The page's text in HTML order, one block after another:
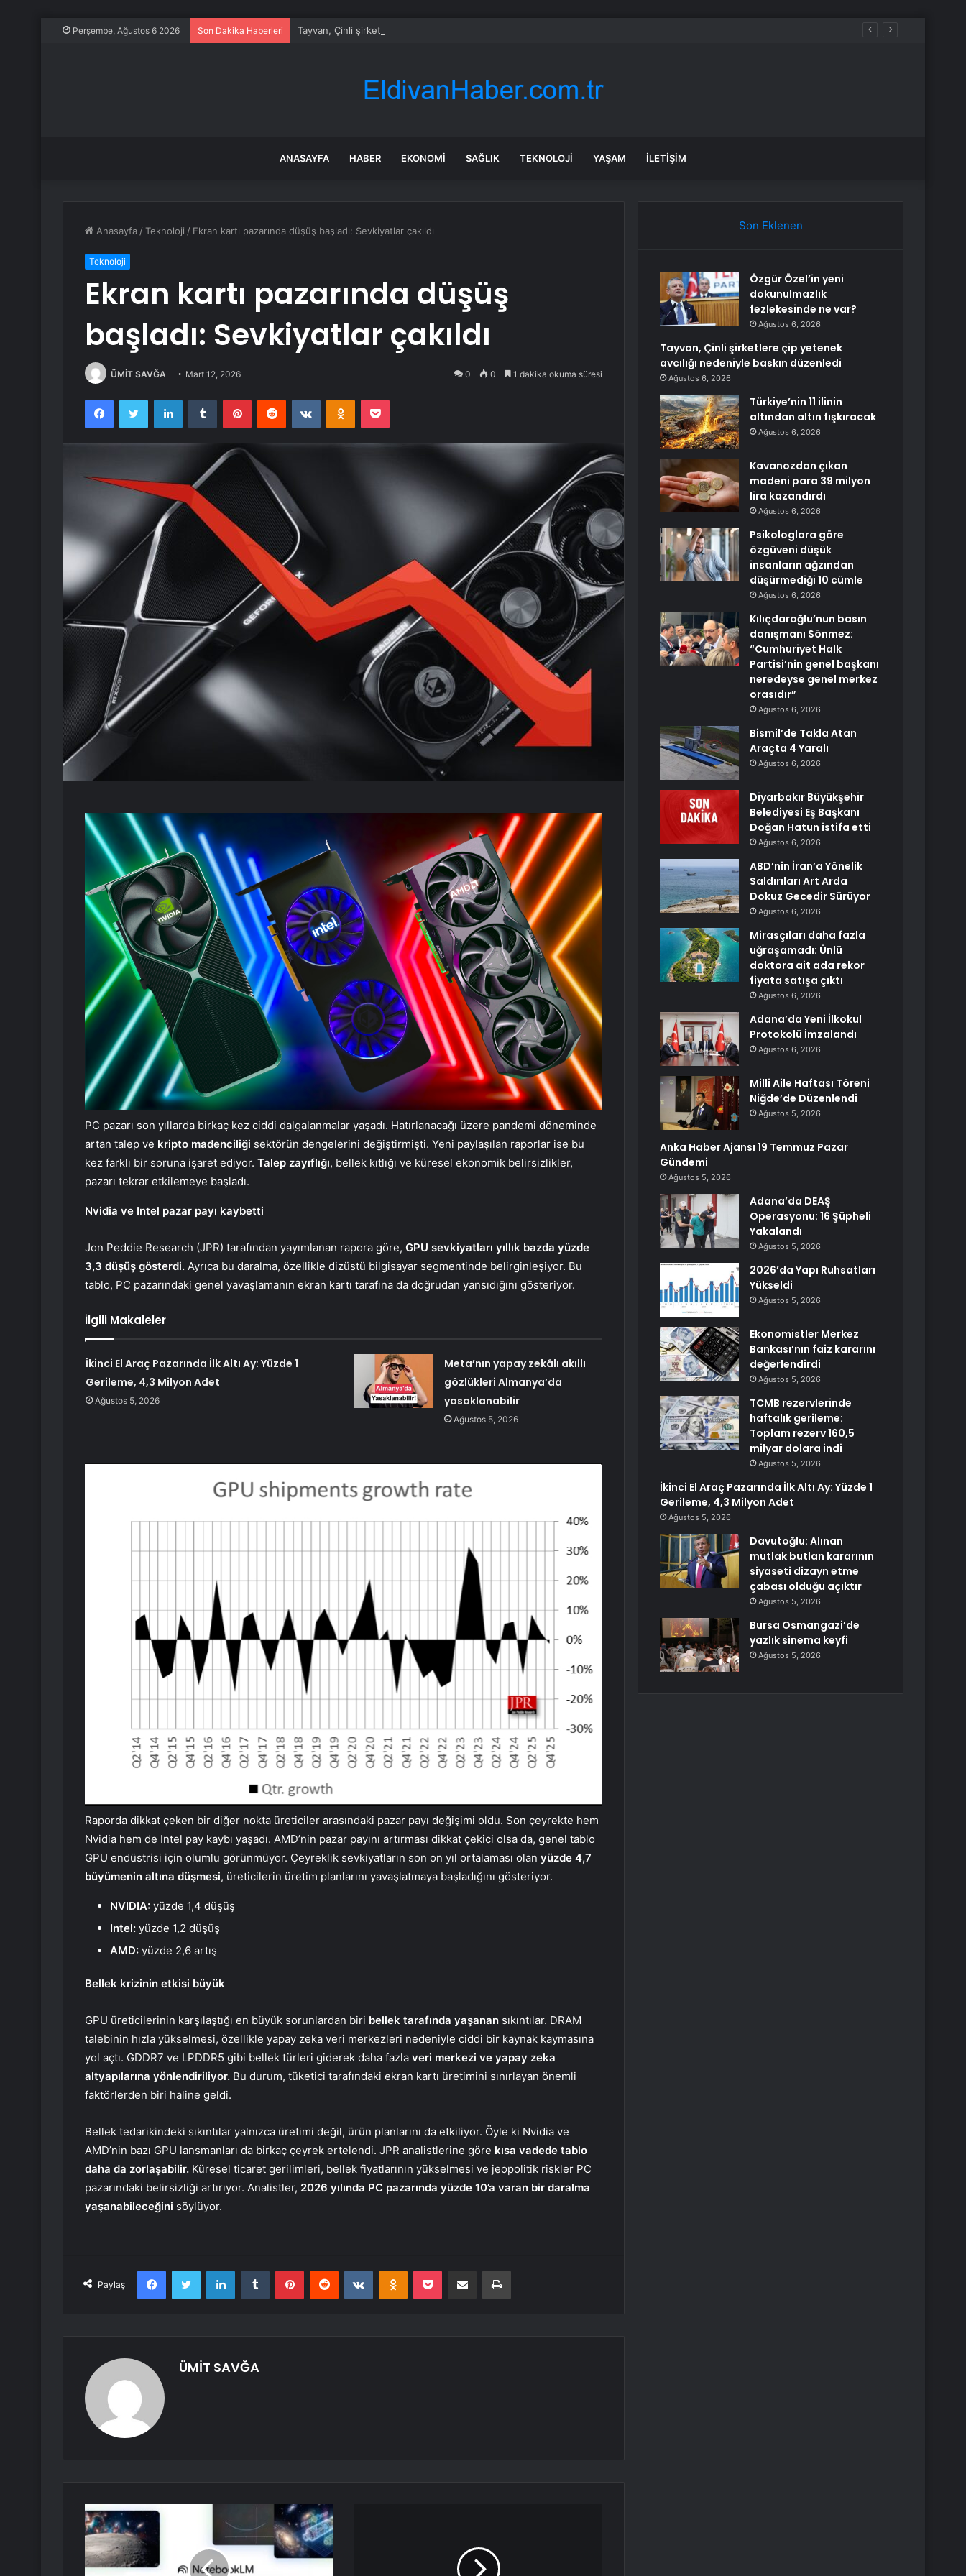
Perşembe, Ağustos 6 2026 Son Dakika Haberleri Tayvan, Çinli şirketlere çip yetenek avcılığı nedeniyle baskın düzenledi
ANASAYFA HABER EKONOMI SAĞLIK TEKNOLOJI YAŞAM İLETIŞIM
Anasayfa /Teknoloji / Ekran kartı pazarında düşüş başladı: Sevkiyatlar çakıldı
Teknoloji
Ekran kartı pazarında düşüş
başladı: Sevkiyatlar çakıldı
ÜMİT SAVĞA Mart 12, 2026 0 0 1 dakika okuma süresi
FacebookTwitter LinkedInTumblr PinterestReddit VKontakteOdnoklassniki
Pocket
PC pazarı son yıllarda birkaç kez ciddi dalgalanmalar yaşadı. Hatırlanacağı üzere pandemi döneminde
artan talep ve kripto madenciliği sektörün dengelerini değiştirmişti. Yeni paylaşılan raporlar ise bu
kez farklı bir soruna işaret ediyor. Talep zayıflığı, bellek kıtlığı ve küresel ekonomik belirsizlikler,
pazarı tekrar etkilemeye başladı.
Nvidia ve Intel pazar payı kaybetti
Jon Peddie Research (JPR) tarafından yayımlanan rapora göre, GPU sevkiyatları yıllık bazda yüzde
3,3 düşüş gösterdi. Ayrıca bu daralma, özellikle dizüstü bilgisayar segmentinde belirginleşiyor. Bu
tablo, PC pazarındaki genel yavaşlamanın ekran kartı tarafına da doğrudan yansıdığını gösteriyor.
İlgili Makaleler
İkinci El Araç Pazarında İlk Altı Ay: Yüzde 1
Gerileme, 4,3 Milyon Adet
Ağustos 5, 2026
Meta’nın yapay zekâlı akıllı
gözlükleri Almanya’da
yasaklanabilir
Ağustos 5, 2026
Raporda dikkat çeken bir diğer nokta üreticiler arasındaki pazar payı değişimi oldu. Son çeyrekte hem
Nvidia hem de Intel pay kaybı yaşadı. AMD’nin pazar payını artırması dikkat çekici olsa da, genel tablo
GPU endüstrisi için olumlu görünmüyor. Çeyreklik sevkiyatların son on yıl ortalaması olan yüzde 4,7
büyümenin altına düşmesi, üreticilerin üretim planlarını yavaşlatmaya başladığını gösteriyor.
NVIDIA: yüzde 1,4 düşüş
Intel: yüzde 1,2 düşüş
AMD: yüzde 2,6 artış
Bellek krizinin etkisi büyük
GPU üreticilerinin karşılaştığı en büyük sorunlardan biri bellek tarafında yaşanan sıkıntılar. DRAM
talebinin hızla yükselmesi, özellikle yapay zeka veri merkezleri nedeniyle ciddi bir kaynak kaymasına
yol açtı. GDDR7 ve LPDDR5 gibi bellek türleri giderek daha fazla veri merkezi ve yapay zeka
altyapılarına yönlendiriliyor. Bu durum, tüketici tarafındaki ekran kartı üretimini sınırlayan önemli
faktörlerden biri haline geldi.
Bellek tedarikindeki sıkıntılar yalnızca üretimi değil, ürün planlarını da etkiliyor. Öyle ki Nvidia ve
AMD’nin bazı GPU lansmanları da birkaç çeyrek ertelendi. JPR analistlerine göre kısa vadede tablo
daha da zorlaşabilir. Küresel ticaret gerilimleri, bellek fiyatlarının yükselmesi ve jeopolitik riskler PC
pazarındaki belirsizliği artırıyor. Analistler, 2026 yılında PC pazarında yüzde 10’a varan bir daralma
yaşanabileceğini söylüyor.
Paylaş
FacebookTwitter LinkedInTumblr PinterestReddit VKontakteOdnoklassniki
Pocket E-Posta ile paylaş Yazdır
ÜMİT SAVĞA
Son Eklenen
Özgür Özel’in yeni
dokunulmazlık
fezlekesinde ne var?
Ağustos 6, 2026
Tayvan, Çinli şirketlere çip yetenek
avcılığı nedeniyle baskın düzenledi
Ağustos 6, 2026
Türkiye’nin 11 ilinin
altından altın fışkıracak
Ağustos 6, 2026
Kavanozdan çıkan
madeni para 39 milyon
lira kazandırdı
Ağustos 6, 2026
Psikologlara göre
özgüveni düşük
insanların ağzından
düşürmediği 10 cümle
Ağustos 6, 2026
Kılıçdaroğlu’nun basın
danışmanı Sönmez:
“Cumhuriyet Halk
Partisi’nin genel başkanı
neredeyse genel merkez
orasıdır”
Ağustos 6, 2026
Bismil’de Takla Atan
Araçta 4 Yaralı
Ağustos 6, 2026
Diyarbakır Büyükşehir
Belediyesi Eş Başkanı
Doğan Hatun istifa etti
Ağustos 6, 2026
ABD’nin İran’a Yönelik
Saldırıları Art Arda
Dokuz Gecedir Sürüyor
Ağustos 6, 2026
Mirasçıları daha fazla
uğraşamadı: Ünlü
doktora ait ada rekor
fiyata satışa çıktı
Ağustos 6, 2026
Adana’da Yeni İlkokul
Protokolü İmzalandı
Ağustos 6, 2026
Milli Aile Haftası Töreni
Niğde’de Düzenlendi
Ağustos 5, 2026
Anka Haber Ajansı 19 Temmuz Pazar
Gündemi
Ağustos 5, 2026
Adana’da DEAŞ
Operasyonu: 16 Şüpheli
Yakalandı
Ağustos 5, 2026
2026’da Yapı Ruhsatları
Yükseldi
Ağustos 5, 2026
Ekonomistler Merkez
Bankası’nın faiz kararını
değerlendirdi
Ağustos 5, 2026
TCMB rezervlerinde
haftalık gerileme:
Toplam rezerv 160,5
milyar dolara indi
Ağustos 5, 2026
İkinci El Araç Pazarında İlk Altı Ay: Yüzde 1
Gerileme, 4,3 Milyon Adet
Ağustos 5, 2026
Davutoğlu: Alınan
mutlak butlan kararının
siyaseti dizayn etme
çabası olduğu açıktır
Ağustos 5, 2026
Bursa Osmangazi’de
yazlık sinema keyfi
Ağustos 5, 2026